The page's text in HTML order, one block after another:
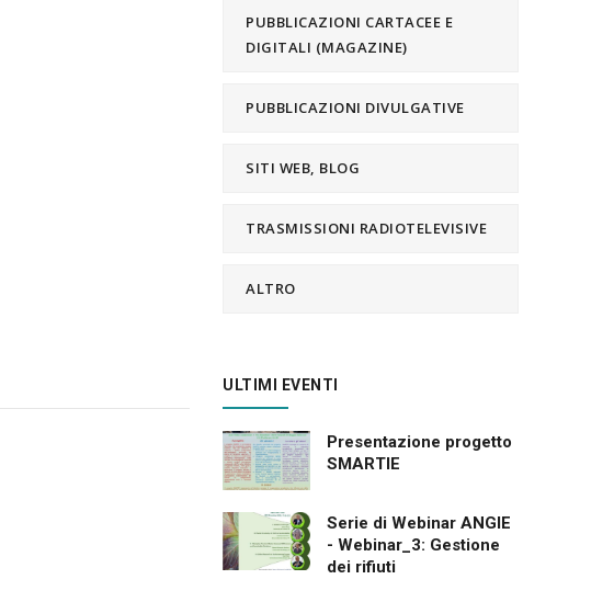
PUBBLICAZIONI CARTACEE E
DIGITALI (MAGAZINE)
PUBBLICAZIONI DIVULGATIVE
SITI WEB, BLOG
TRASMISSIONI RADIOTELEVISIVE
ALTRO
ULTIMI EVENTI
Presentazione progetto
SMARTIE
Serie di Webinar ANGIE
- Webinar_3: Gestione
dei rifiuti